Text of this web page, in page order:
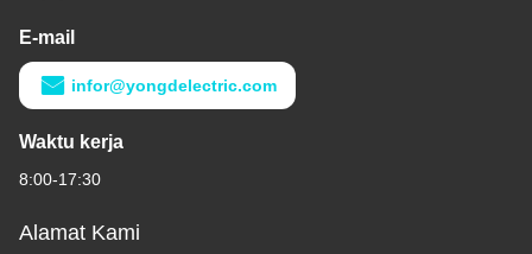
E-mail
infor@yongdelectric.com
Waktu kerja
8:00-17:30
Alamat Kami